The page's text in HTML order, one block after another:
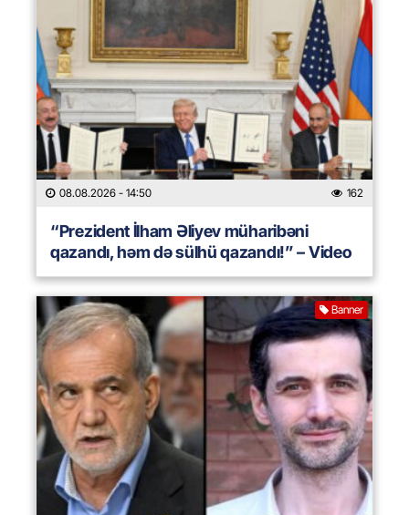
08.08.2026 - 14:50 162
“Prezident İlham Əliyev müharibəni
qazandı, həm də sülhü qazandı!” – Video
Banner